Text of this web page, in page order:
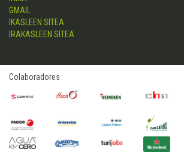
GMAIL
IKASLEEN SITEA
IRAKASLEEN SITEA
Colaboradores